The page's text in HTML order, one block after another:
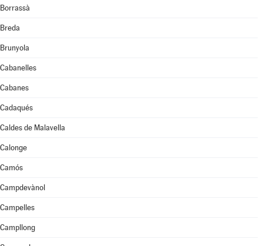
Borrassà
Breda
Brunyola
Cabanelles
Cabanes
Cadaqués
Caldes de Malavella
Calonge
Camós
Campdevànol
Campelles
Campllong